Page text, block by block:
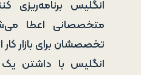
انگلیس برنامه‌ریزی
متخصصانی اعطا
تخصصشان برای بازار
انگلیس با داشتن یک